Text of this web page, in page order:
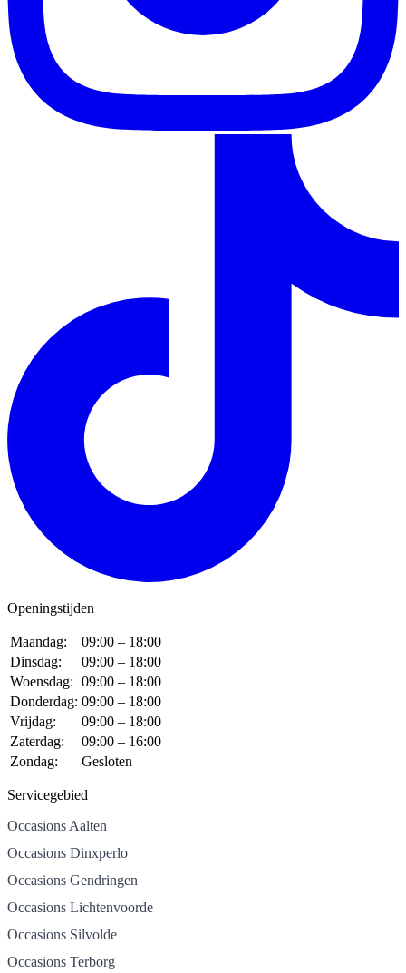
Openingstijden
Maandag:
09:00 – 18:00
Dinsdag:
09:00 – 18:00
Woensdag: 09:00 – 18:00
Donderdag: 09:00 – 18:00
Vrijdag:
09:00 – 18:00
Zaterdag:
09:00 – 16:00
Zondag:
Gesloten
Servicegebied
Occasions Aalten
Occasions Dinxperlo
Occasions Gendringen
Occasions Lichtenvoorde
Occasions Silvolde
Occasions Terborg